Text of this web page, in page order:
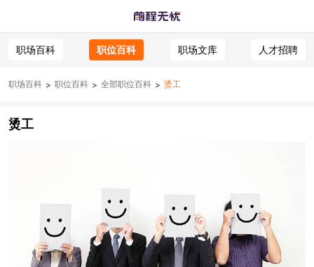
职场百科 职位百科 职场文库 人才招聘
职场百科 > 职位百科 > 全部职位百科 > 烫工
烫工